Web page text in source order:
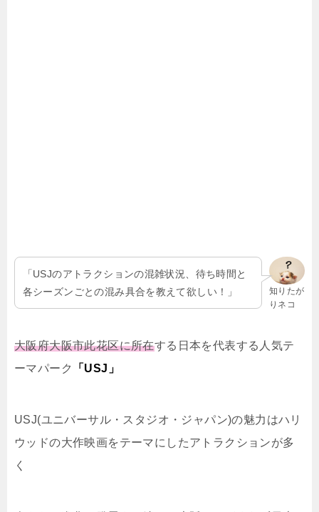
知りたが
りネコ
「USJのアトラクションの混雑状況、待ち時間と
各シーズンごとの混み具合を教えて欲しい！」
大阪府大阪市此花区に所在する日本を代表する人気テ
ーマパーク
「USJ」
USJ(ユニバーサル・スタジオ・ジャパン)の魅力はハリ
ウッドの大作映画をテーマにしたアトラクションが多
く